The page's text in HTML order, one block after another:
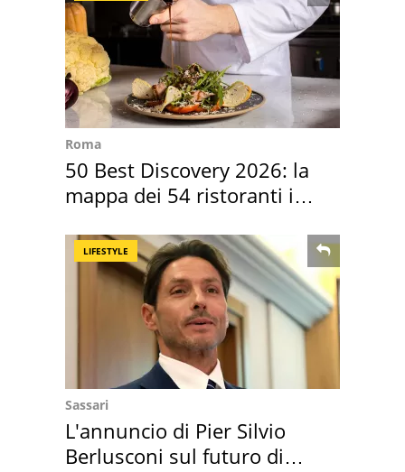
Roma
50 Best Discovery 2026: la
mappa dei 54 ristoranti in
LIFESTYLE
Sassari
L'annuncio di Pier Silvio
Berlusconi sul futuro di